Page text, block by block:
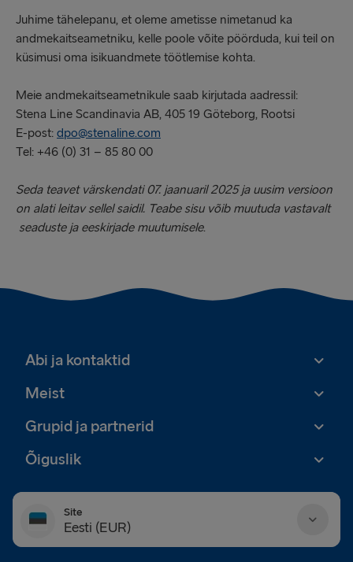
Juhime tähelepanu, et oleme ametisse nimetanud ka
andmekaitseametniku, kelle poole võite pöörduda, kui teil on
küsimusi oma isikuandmete töötlemise kohta.
Meie andmekaitseametnikule saab kirjutada aadressil:
Stena Line Scandinavia AB, 405 19 Göteborg, Rootsi
E-post: dpo@stenaline.com
Tel: +46 (0) 31 – 85 80 00
Seda teavet värskendati 07. jaanuaril 2025 ja uusim versioon
on alati leitav sellel saidil. Teabe sisu võib muutuda vastavalt
seaduste ja eeskirjade muutumisele.
Abi ja kontaktid
Meist
Grupid ja partnerid
Õiguslik
Site
Eesti (EUR)